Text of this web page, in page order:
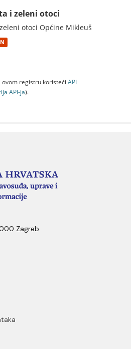
i zeleni otoci
otoci Općine Mikleuš
registru koristeći API
API-jа).